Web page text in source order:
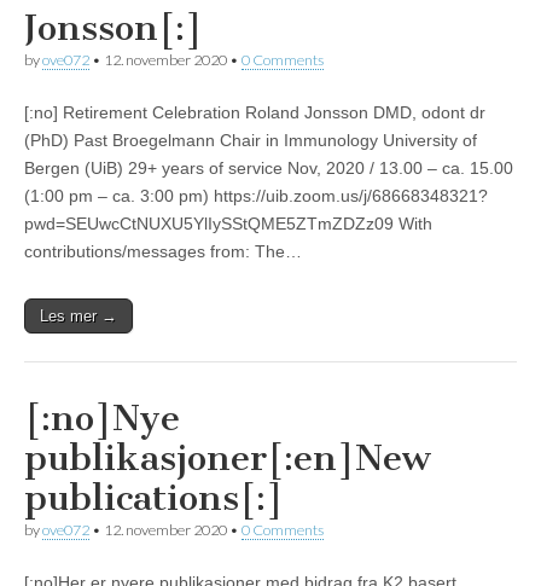
Jonsson[:]
byove072 • 12. november 2020 • 0 Comments
[:no] Retirement Celebration Roland Jonsson DMD, odont dr
(PhD) Past Broegelmann Chair in Immunology University of
Bergen (UiB) 29+ years of service Nov, 2020 / 13.00 – ca. 15.00
(1:00 pm – ca. 3:00 pm) https://uib.zoom.us/j/68668348321?
pwd=SEUwcCtNUXU5YlIySStQME5ZTmZDZz09 With
contributions/messages from: The…
Les mer →
[:no]Nye
publikasjoner[:en]New
publications[:]
byove072 • 12. november 2020 • 0 Comments